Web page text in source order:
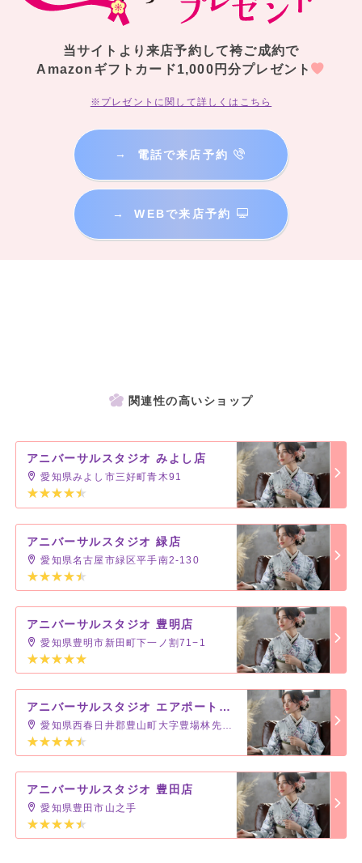
当サイトより来店予約して袴ご成約で
Amazonギフトカード1,000円分プレゼント
※プレゼントに関して詳しくはこちら
→ 電話で来店予約
→ WEBで来店予約
関連性の高いショップ
アニバーサルスタジオ みよし店
愛知県みよし市三好町青木91
アニバーサルスタジオ 緑店
愛知県名古屋市緑区平手南2-130
アニバーサルスタジオ 豊明店
愛知県豊明市新田町下一ノ割71−1
アニバーサルスタジオ エアポートウォーク名古屋
愛知県西春日井郡豊山町大字豊場林先1-8
アニバーサルスタジオ 豊田店
愛知県豊田市山之手